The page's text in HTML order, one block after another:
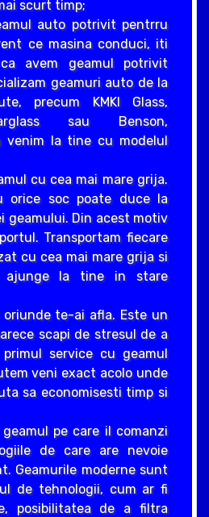
scurt timp;
auto potrivit pentrru
ce masina conduci, iti
avem geamul potrivit
geamuri auto de la
precum KMKI Glass,
sau Benson,
venim la tine cu modelul
cu cea mai mare grija.
orice soc poate duce la
geamului. Din acest motiv
Transportam fiecare
cu cea mai mare grija si
ajunge la tine in stare
te-ai afla. Este un
scapi de stresul de a
service cu geamul
veni exact acolo unde
sa economisesti timp si
pe care il comanzi
de care are nevoie
Geamurile moderne sunt
de tehnologii, cum ar fi
posibilitatea de a filtra